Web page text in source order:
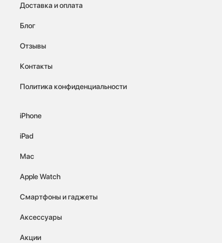
Доставка и оплата
Блог
Отзывы
Контакты
Политика конфиденциальности
iPhone
iPad
Mac
Apple Watch
Смартфоны и гаджеты
Аксессуары
Акции